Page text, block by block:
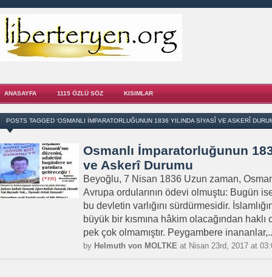
ANASAYFA 1115 ÖZLÜ SÖZ KISIMLAR
POSTS TAGGED ‘OSMANLI İMPARATORLUĞUNUN 1836 YILINDA SIYASÎ VE ASKERÎ
Osmanlı İmparatorluğunun
ve Askerî Durumu
Beyoğlu, 7 Nisan 1836 Uzun zaman,
Avrupa ordularının ödevi olmuştu: Bugün
bu devletin varlığını sürdürmesidir.
büyük bir kısmına hâkim olacağından
pek çok olmamıştır. Peygambere
by Helmuth von MOLTKE at Nisan 23rd, 2017 at